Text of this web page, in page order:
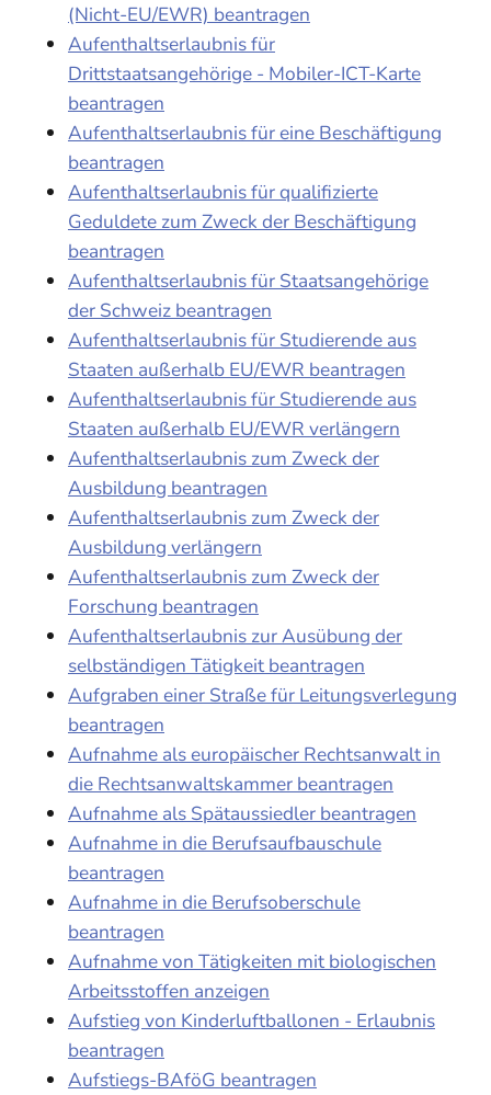
(Nicht-EU/EWR) beantragen
Aufenthaltserlaubnis für
Drittstaatsangehörige - Mobiler-ICT-Karte
beantragen
Aufenthaltserlaubnis für eine Beschäftigung
beantragen
Aufenthaltserlaubnis für qualifizierte
Geduldete zum Zweck der Beschäftigung
beantragen
Aufenthaltserlaubnis für Staatsangehörige
der Schweiz beantragen
Aufenthaltserlaubnis für Studierende aus
Staaten außerhalb EU/EWR beantragen
Aufenthaltserlaubnis für Studierende aus
Staaten außerhalb EU/EWR verlängern
Aufenthaltserlaubnis zum Zweck der
Ausbildung beantragen
Aufenthaltserlaubnis zum Zweck der
Ausbildung verlängern
Aufenthaltserlaubnis zum Zweck der
Forschung beantragen
Aufenthaltserlaubnis zur Ausübung der
selbständigen Tätigkeit beantragen
Aufgraben einer Straße für Leitungsverlegung
beantragen
Aufnahme als europäischer Rechtsanwalt in
die Rechtsanwaltskammer beantragen
Aufnahme als Spätaussiedler beantragen
Aufnahme in die Berufsaufbauschule
beantragen
Aufnahme in die Berufsoberschule
beantragen
Aufnahme von Tätigkeiten mit biologischen
Arbeitsstoffen anzeigen
Aufstieg von Kinderluftballonen - Erlaubnis
beantragen
Aufstiegs-BAföG beantragen